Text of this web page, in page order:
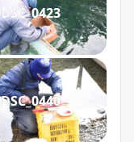
DSC_0423
DSC_0440